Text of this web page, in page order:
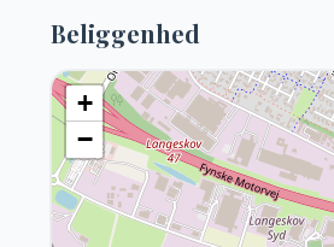
Beliggenhed
+
−